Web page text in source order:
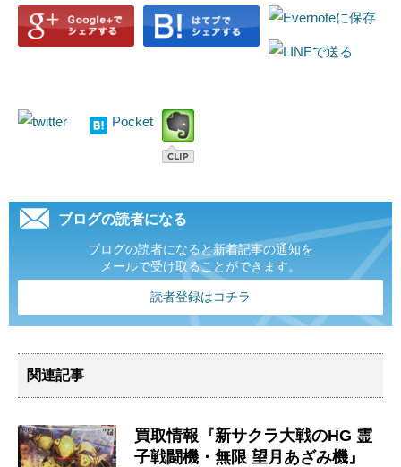
Pocket
ブログの読者になる
ブログの読者になると新着記事の通知を
メールで受け取ることができます。
読者登録はコチラ
関連記事
買取情報『新サクラ大戦のHG ​霊
子戦闘機・無限 ​望月あざみ機』